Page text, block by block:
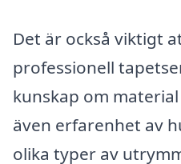
Det är också viktigt
professionell
kunskap om
även erfarenhet av
olika typer av